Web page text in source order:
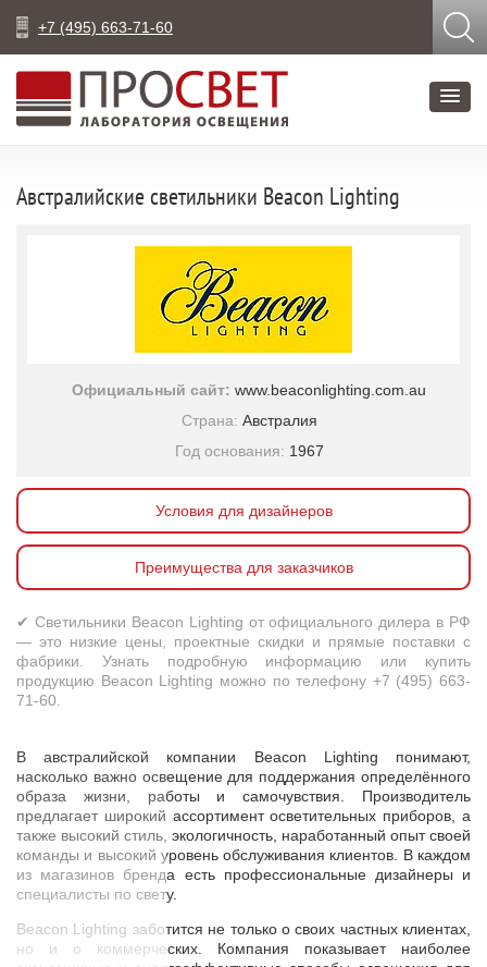
+7 (495) 663-71-60
Австралийские светильники Beacon Lighting
Официальный сайт: www.beaconlighting.com.au
Страна: Австралия
Год основания: 1967
Условия для дизайнеров
Преимущества для заказчиков
✔ Светильники Beacon Lighting от официального дилера в РФ
— это низкие цены, проектные скидки и прямые поставки с
фабрики. Узнать подробную информацию или купить
продукцию Beacon Lighting можно по телефону +7 (495) 663-
71-60.
В австралийской компании Beacon Lighting понимают,
насколько важно освещение для поддержания определённого
образа жизни, работы и самочувствия. Производитель
предлагает широкий ассортимент осветительных приборов, а
также высокий стиль, экологичность, наработанный опыт своей
команды и высокий уровень обслуживания клиентов. В каждом
из магазинов бренда есть профессиональные дизайнеры и
специалисты по свету.
Beacon Lighting заботится не только о своих частных клиентах,
но и о коммерческих. Компания показывает наиболее